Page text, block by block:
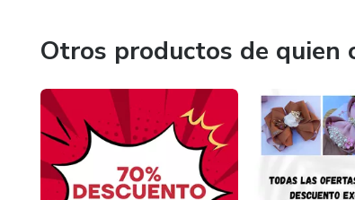
Otros productos de quien